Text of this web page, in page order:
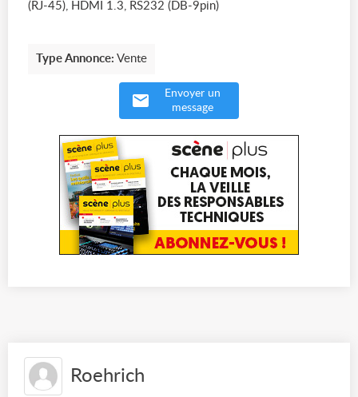
(RJ-45), HDMI 1.3, RS232 (DB-9pin)
Type Annonce: Vente
Envoyer un
message
Roehrich